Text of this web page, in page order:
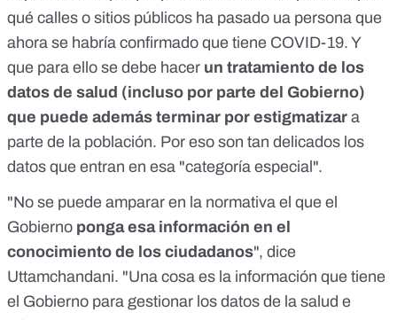
qué calles o sitios públicos ha pasado ua persona que
ahora se habría confirmado que tiene COVID-19. Y
que para ello se debe hacer un tratamiento de los
datos de salud (incluso por parte del Gobierno)
que puede además terminar por estigmatizar a
parte de la población. Por eso son tan delicados los
datos que entran en esa "categoría especial".
"No se puede amparar en la normativa el que el
Gobierno ponga esa información en el
conocimiento de los ciudadanos", dice
Uttamchandani. "Una cosa es la información que tiene
el Gobierno para gestionar los datos de la salud e